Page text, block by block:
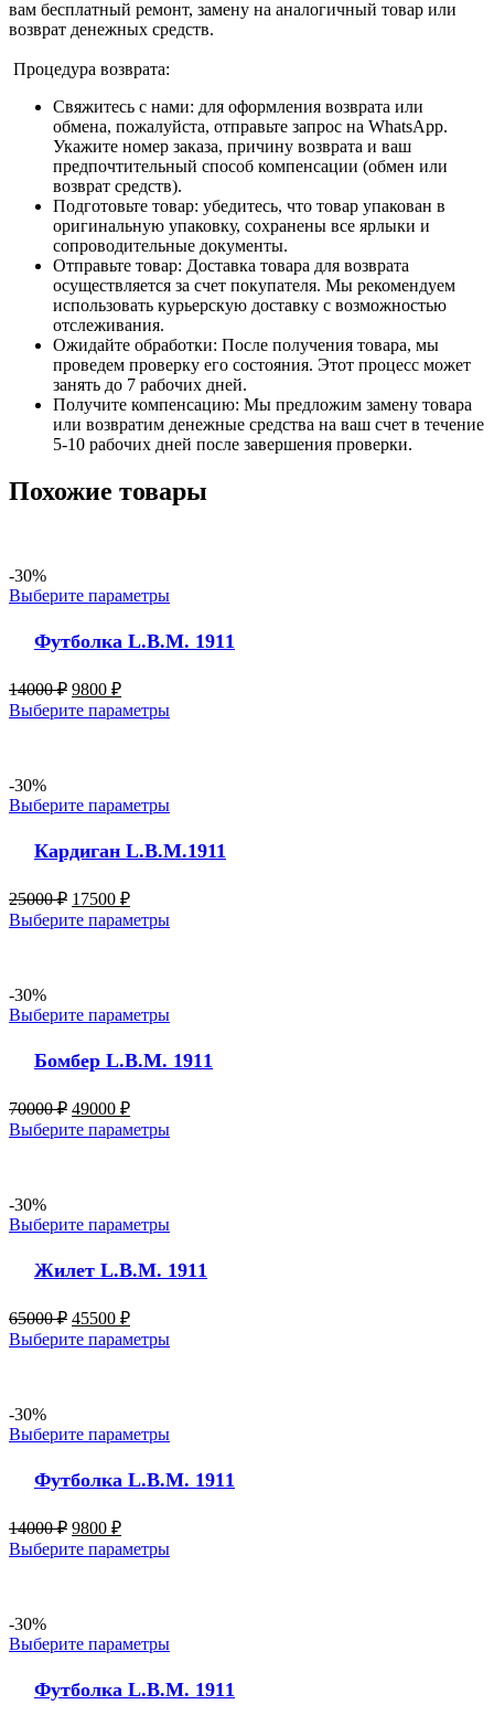
вам бесплатный ремонт, замену на аналогичный товар или
возврат денежных средств.
Процедура возврата:
Свяжитесь с нами: для оформления возврата или
обмена, пожалуйста, отправьте запрос на WhatsApp.
Укажите номер заказа, причину возврата и ваш
предпочтительный способ компенсации (обмен или
возврат средств).
Подготовьте товар: убедитесь, что товар упакован в
оригинальную упаковку, сохранены все ярлыки и
сопроводительные документы.
Отправьте товар: Доставка товара для возврата
осуществляется за счет покупателя. Мы рекомендуем
использовать курьерскую доставку с возможностью
отслеживания.
Ожидайте обработки: После получения товара, мы
проведем проверку его состояния. Этот процесс может
занять до 7 рабочих дней.
Получите компенсацию: Мы предложим замену товара
или возвратим денежные средства на ваш счет в течение
5-10 рабочих дней после завершения проверки.
Похожие товары
-30%
Выберите параметры
Футболка L.B.M. 1911
14000₽ 9800 ₽
Выберите параметры
-30%
Выберите параметры
Кардиган L.B.M.1911
25000₽ 17500 ₽
Выберите параметры
-30%
Выберите параметры
Бомбер L.B.M. 1911
70000₽ 49000 ₽
Выберите параметры
-30%
Выберите параметры
Жилет L.B.M. 1911
65000₽ 45500 ₽
Выберите параметры
-30%
Выберите параметры
Футболка L.B.M. 1911
14000₽ 9800 ₽
Выберите параметры
-30%
Выберите параметры
Футболка L.B.M. 1911